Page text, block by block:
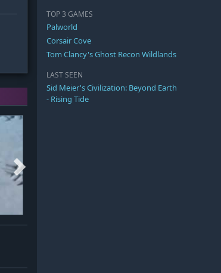
TOP 3 GAMES
Palworld
Corsair Cove
Tom Clancy's Ghost Recon Wildlands
LAST SEEN
Sid Meier's Civilization: Beyond Earth
- Rising Tide